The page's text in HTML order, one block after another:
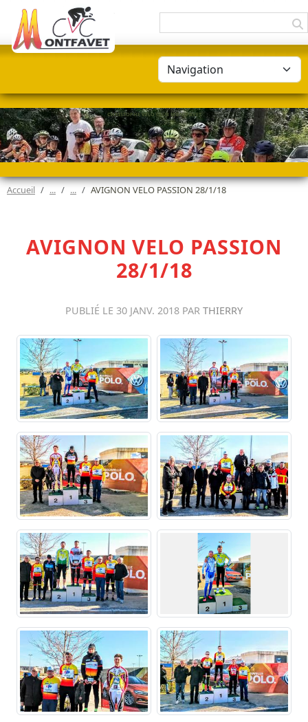
CHRISTOPHE VÉLO CLUB MONTFAVET
Accueil AVIGNON VELO PASSION 28/1/18
AVIGNON VELO PASSION
28/1/18
PUBLIÉ LE 30 JANV. 2018 PAR THIERRY
Panneau de gestion des cookies